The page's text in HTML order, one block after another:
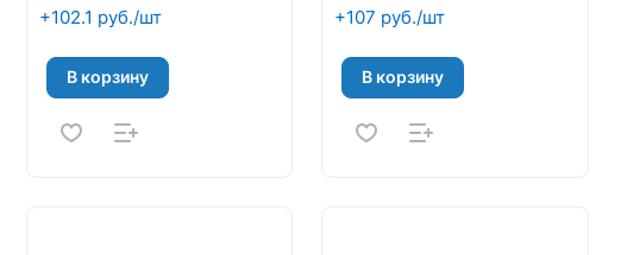
+102.1 руб./шт
В корзину
+107 руб./шт
В корзину